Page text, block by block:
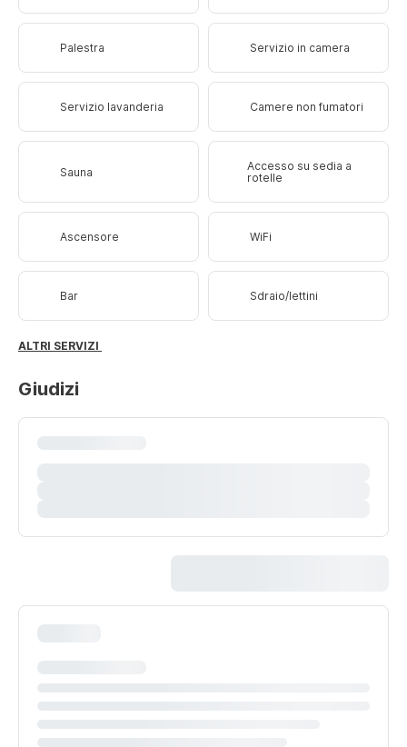
Palestra Servizio in camera
Servizio lavanderia Camere non fumatori
Sauna
Accesso su sedia a
rotelle
Ascensore WiFi
Bar Sdraio/lettini
ALTRI SERVIZI
Giudizi